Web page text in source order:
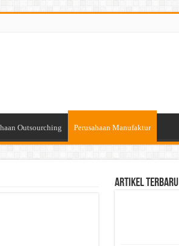
Outsourching Perusahaan Manufaktur
Artikel Terbaru